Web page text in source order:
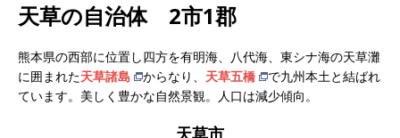
天草の自治体 2市1郡
熊本県の西部に位置し四方を有明海、八代海、東シナ海の天草灘
に囲まれた天草諸島 からなり、 天草五橋
で九州本土と結ばれ
ています。美しく豊かな自然景観。人口は減少傾向。